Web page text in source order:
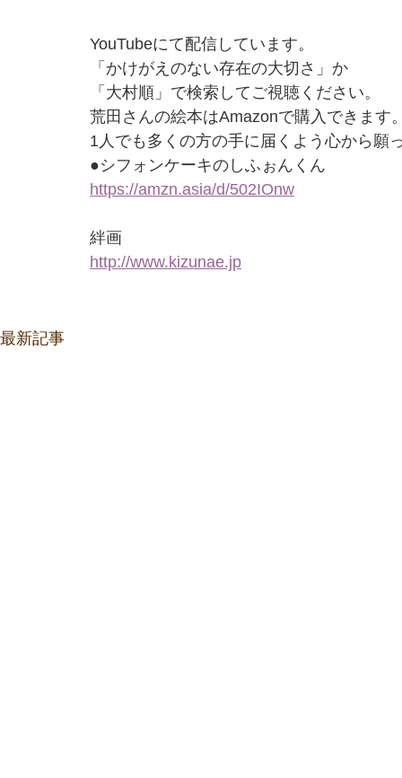
YouTubeにて配信しています。
「かけがえのない存在の大切さ」か
「大村順」で検索してご視聴ください。
荒田さんの絵本はAmazonで購入できます
1人でも多くの方の手に届くよう心から願
●シフォンケーキのしふぉんくん
https://amzn.asia/d/502IOnw
絆画
http://www.kizunae.jp
最新記事